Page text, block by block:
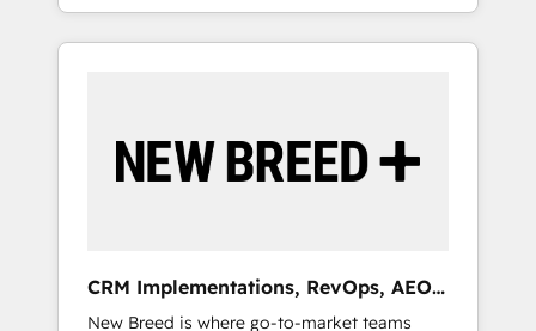
Five-Star Reviews
divisions Globalia (AI & Software) and Point
Success Media (Paid Media), making this the
by Globalia’s technical development team. -
19 HubSpot-certified trainers to drive
deployment of Breeze AI and custom agents
CRM Implementations, RevOps, AEO
+ Web, Demand Gen
New Breed is where go-to-market teams